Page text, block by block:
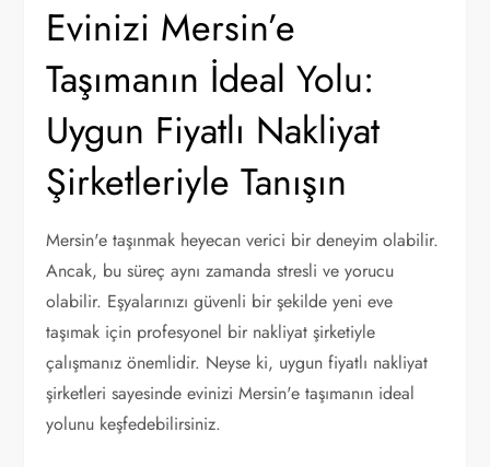
Evinizi Mersin’e
Taşımanın İdeal Yolu:
Uygun Fiyatlı Nakliyat
Şirketleriyle Tanışın
Mersin'e taşınmak heyecan verici bir deneyim olabilir.
Ancak, bu süreç aynı zamanda stresli ve yorucu
olabilir. Eşyalarınızı güvenli bir şekilde yeni eve
taşımak için profesyonel bir nakliyat şirketiyle
çalışmanız önemlidir. Neyse ki, uygun fiyatlı nakliyat
şirketleri sayesinde evinizi Mersin'e taşımanın ideal
yolunu keşfedebilirsiniz.